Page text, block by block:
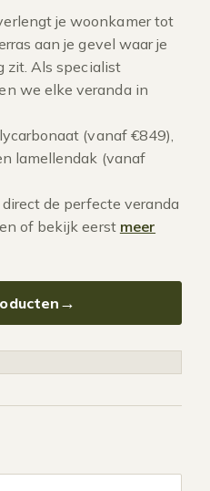
je woonkamer tot
aan je gevel waar je
zit. Als specialist
we elke veranda in
(vanaf €849),
lamellendak (vanaf
de perfecte veranda
of bekijk eerst meer